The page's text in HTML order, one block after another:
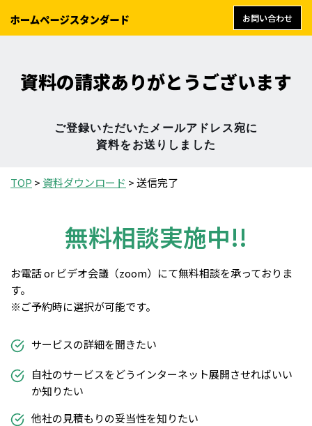
Skip
content
お問い合わせ
資料の請求ありがとうございます
ご登録いただいたメールアドレス宛に
資料をお送りしました
TOP > 資料ダウンロード >送信完了
無料相談実施中!!
お電話 or ビデオ会議（zoom）にて無料相談を承っておりま
す。
※ご予約時に選択が可能です。
サービスの詳細を聞きたい
自社のサービスをどうインターネット展開させればいい
か知りたい
他社の見積もりの妥当性を知りたい